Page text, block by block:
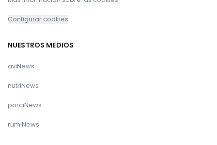
Configurar cookies
NUESTROS MEDIOS
aviNews
nutriNews
porciNews
rumiNews